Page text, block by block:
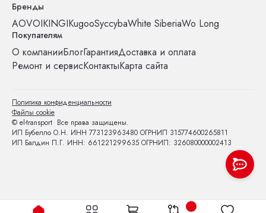
Бренды
AOVOIKINGIKugooSyccybaWhite SiberiaWo Long
Покупателям
О компанииБлогГарантияДоставка и оплата
Ремонт и сервисКонтактыКарта сайта
© el-transport Все права защищены.
ИП Бубелло О.Н. ИНН 773123963480 ОГРНИП 315774600265811
ИП Балдин П.Г. ИНН: 661221299635 ОГРНИП: 326080000002413
Политика конфиденциальности
Файлы cookie